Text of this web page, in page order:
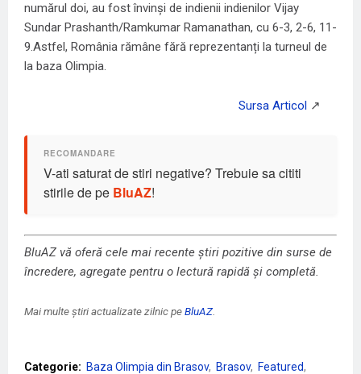
numărul doi, au fost învinși de indienii indienilor Vijay
Sundar Prashanth/Ramkumar Ramanathan, cu 6-3, 2-6, 11-
9.Astfel, România rămâne fără reprezentanți la turneul de
la baza Olimpia.
V-ati saturat de stiri negative? Trebuie sa cititi
stirile de pe BluAZ!
BluAZ vă oferă cele mai recente știri pozitive din surse de
încredere, agregate pentru o lectură rapidă și completă.
Mai multe știri actualizate zilnic peBluAZ
Categorie: Baza Olimpia din Brasov Brasov
Featured